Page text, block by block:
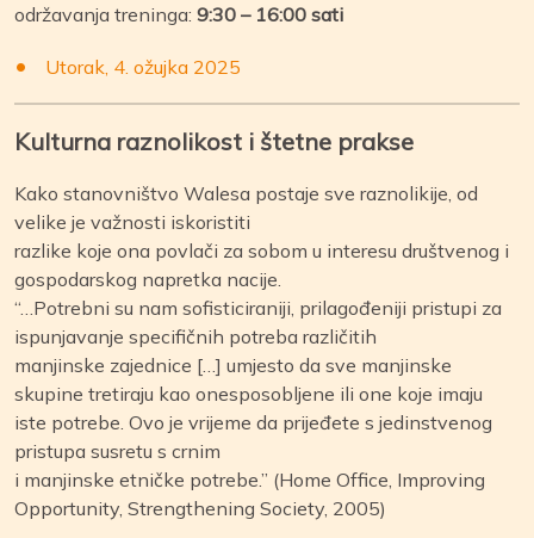
održavanja treninga: 9:30 – 16:00 sati
Utorak, 4. ožujka 2025
Kulturna raznolikost i štetne prakse
Kako stanovništvo Walesa postaje sve raznolikije, od
velike je važnosti iskoristiti
razlike koje ona povlači za sobom u interesu društvenog i
gospodarskog napretka nacije.
“…Potrebni su nam sofisticiraniji, prilagođeniji pristupi za
ispunjavanje specifičnih potreba različitih
manjinske zajednice […] umjesto da sve manjinske
skupine tretiraju kao onesposobljene ili one koje imaju
iste potrebe. Ovo je vrijeme da prijeđete s jedinstvenog
pristupa susretu s crnim
i manjinske etničke potrebe.” (Home Office, Improving
Opportunity, Strengthening Society, 2005)